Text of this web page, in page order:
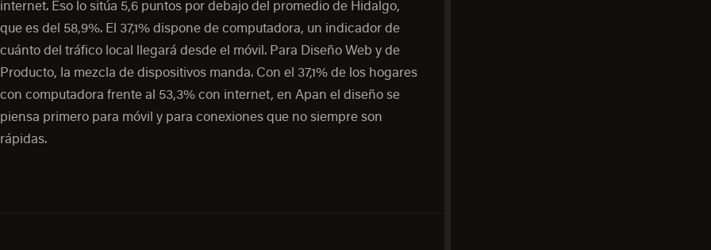
internet. Eso lo sitúa 5,6 puntos por debajo del promedio de Hidalgo,
que es del 58,9%. El 37,1% dispone de computadora, un indicador de
cuánto del tráfico local llegará desde el móvil. Para Diseño Web y de
Producto, la mezcla de dispositivos manda. Con el 37,1% de los hogares
con computadora frente al 53,3% con internet, en Apan el diseño se
piensa primero para móvil y para conexiones que no siempre son
rápidas.